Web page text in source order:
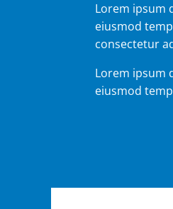
Lorem ipsum
eiusmod
consectetur
Lorem ipsum
eiusmod